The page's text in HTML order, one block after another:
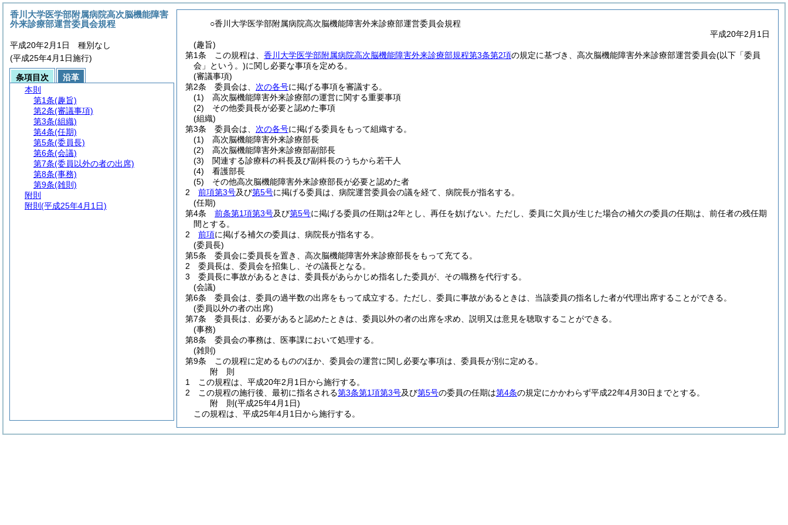
○香川大学医学部附属病院高次脳機能障害外来診療部運営委員会規程
平成20年2月1日
(趣旨)
第1条
この規程は、 香川大学医学部附属病院高次脳機能障害外来診療部規程第3条第2項の規定に基づき、高次脳機能障害外来診療部運営委員会(以下「委員
会」という。)に関し必要な事項を定める。
(審議事項)
第2条
委員会は、 次の各号に掲げる事項を審議する。
(1)
高次脳機能障害外来診療部の運営に関する重要事項
(2)
その他委員長が必要と認めた事項
(組織)
第3条
委員会は、 次の各号に掲げる委員をもって組織する。
(1)
高次脳機能障害外来診療部長
(2)
高次脳機能障害外来診療部副部長
(3)
関連する診療科の科長及び副科長のうちから若干人
(4)
看護部長
(5)
その他高次脳機能障害外来診療部長が必要と認めた者
2
前項第3号及び第5号に掲げる委員は、病院運営委員会の議を経て、病院長が指名する。
(任期)
第4条
前条第1項第3号及び第5号に掲げる委員の任期は2年とし、再任を妨げない。 ただし、委員に欠員が生じた場合の補欠の委員の任期は、前任者の残任期
間とする。
2
前項に掲げる補欠の委員は、病院長が指名する。
(委員長)
第5条
委員会に委員長を置き、高次脳機能障害外来診療部長をもって充てる。
2
委員長は、委員会を招集し、その議長となる。
3
委員長に事故があるときは、委員長があらかじめ指名した委員が、その職務を代行する。
(会議)
第6条
委員会は、委員の過半数の出席をもって成立する。 ただし、委員に事故があるときは、当該委員の指名した者が代理出席することができる。
(委員以外の者の出席)
第7条
委員長は、必要があると認めたときは、委員以外の者の出席を求め、説明又は意見を聴取することができる。
(事務)
第8条
委員会の事務は、医事課において処理する。
(雑則)
第9条
この規程に定めるもののほか、委員会の運営に関し必要な事項は、委員長が別に定める。
附 則
1
この規程は、平成20年2月1日から施行する。
2
この規程の施行後、最初に指名される第3条第1項第3号及び第5号の委員の任期は第4条の規定にかかわらず平成22年4月30日までとする。
附 則(平成25年4月1日)
この規程は、平成25年4月1日から施行する。
香川大学医学部附属病院高次脳機能障害
外来診療部運営委員会規程
平成20年2月1日 種別なし
(平成25年4月1日施行)
条項目次
沿革
本則
第1条(趣旨)
第2条(審議事項)
第3条(組織)
第4条(任期)
第5条(委員長)
第6条(会議)
第7条(委員以外の者の出席)
第8条(事務)
第9条(雑則)
附則
附則 (平成25年4月1日)